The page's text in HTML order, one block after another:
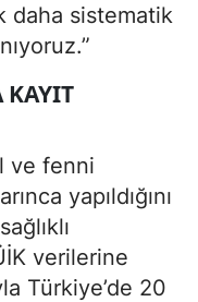
daha sistematik
KAYIT
ve fenni
yapıldığını
verilerine
Türkiye’de 20